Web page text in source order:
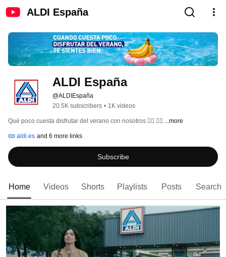
ALDI España
ALDI España
@ALDIEspaña
20.5K subscribers • 1K videos
Qué poco cuesta disfrutar del verano con nosotros 🙂‍↕️ 🙂‍↕️ ...more
aldi.es and 6 more links
Subscribe
Home Videos Shorts Playlists Posts Search